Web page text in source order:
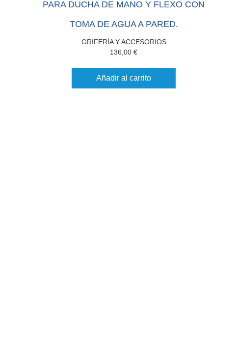
PARA DUCHA DE MANO Y FLEXO CON
TOMA DE AGUA A PARED.
GRIFERÍA Y ACCESORIOS
136,00€
Añadir al carrito